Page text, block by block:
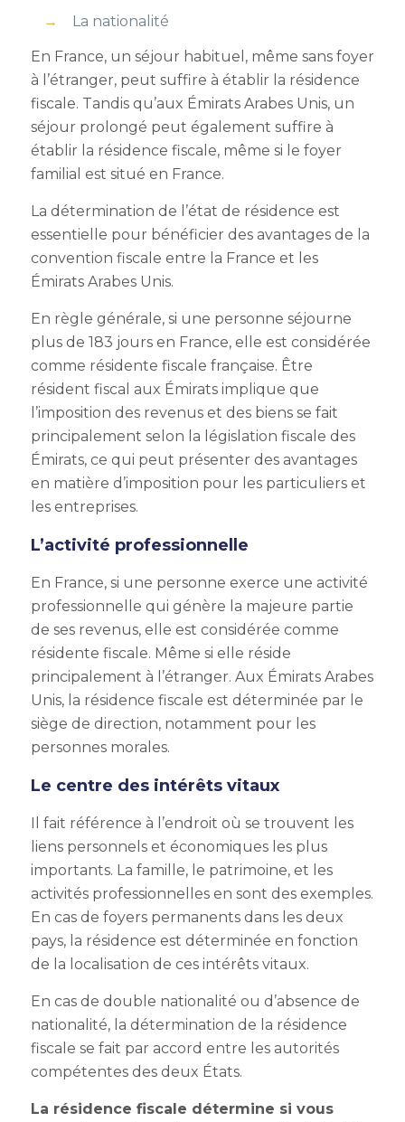
La nationalité
En France, un séjour habituel, même sans foyer
à l’étranger, peut suffire à établir la résidence
fiscale. Tandis qu’aux Émirats Arabes Unis, un
séjour prolongé peut également suffire à
établir la résidence fiscale, même si le foyer
familial est situé en France.
La détermination de l’état de résidence est
essentielle pour bénéficier des avantages de la
convention fiscale entre la France et les
Émirats Arabes Unis.
En règle générale, si une personne séjourne
plus de 183 jours en France, elle est considérée
comme résidente fiscale française. Être
résident fiscal aux Émirats implique que
l’imposition des revenus et des biens se fait
principalement selon la législation fiscale des
Émirats, ce qui peut présenter des avantages
en matière d’imposition pour les particuliers et
les entreprises.
L’activité professionnelle
En France, si une personne exerce une activité
professionnelle qui génère la majeure partie
de ses revenus, elle est considérée comme
résidente fiscale. Même si elle réside
principalement à l’étranger. Aux Émirats Arabes
Unis, la résidence fiscale est déterminée par le
siège de direction, notamment pour les
personnes morales.
Le centre des intérêts vitaux
Il fait référence à l’endroit où se trouvent les
liens personnels et économiques les plus
importants. La famille, le patrimoine, et les
activités professionnelles en sont des exemples.
En cas de foyers permanents dans les deux
pays, la résidence est déterminée en fonction
de la localisation de ces intérêts vitaux.
En cas de double nationalité ou d’absence de
nationalité, la détermination de la résidence
fiscale se fait par accord entre les autorités
compétentes des deux États.
La résidence fiscale détermine si vous